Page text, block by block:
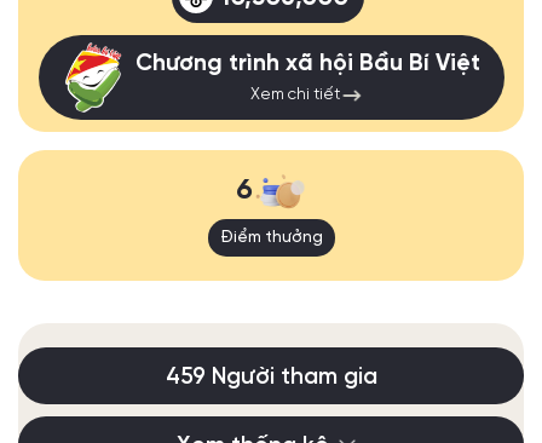
Chương trình xã hội Bầu Bí Việt
Xem chi tiết
6
Điểm thưởng
459 Người tham gia